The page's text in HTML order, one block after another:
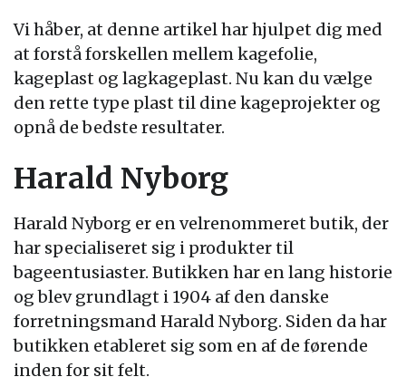
Vi håber, at denne artikel har hjulpet dig med
at forstå forskellen mellem kagefolie,
kageplast og lagkageplast. Nu kan du vælge
den rette type plast til dine kageprojekter og
opnå de bedste resultater.
Harald Nyborg
Harald Nyborg er en velrenommeret butik, der
har specialiseret sig i produkter til
bageentusiaster. Butikken har en lang historie
og blev grundlagt i 1904 af den danske
forretningsmand Harald Nyborg. Siden da har
butikken etableret sig som en af de førende
inden for sit felt.